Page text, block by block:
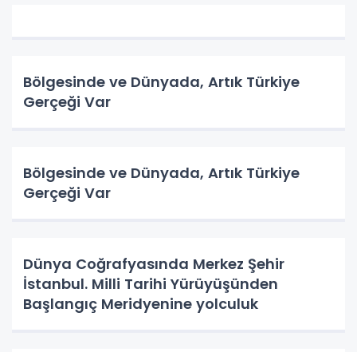
Bölgesinde ve Dünyada, Artık Türkiye
Gerçeği Var
Bölgesinde ve Dünyada, Artık Türkiye
Gerçeği Var
Dünya Coğrafyasında Merkez Şehir
İstanbul. Milli Tarihi Yürüyüşünden
Başlangıç Meridyenine yolculuk